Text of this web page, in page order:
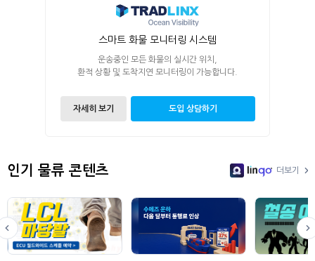
스마트 화물 모니터링 시스템
운송중인 모든 화물의 실시간 위치,
환적 상황 및 도착지연 모니터링이 가능합니다.
자세히 보기 도입 상담하기
인기 물류 콘텐츠
LinGo
더보기